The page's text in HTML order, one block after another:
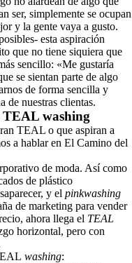
ser, simplemente se ocupan
y la gente vaya a gusto.
esta aspiración
que no tiene siquiera que
sencillo: «Me gustaría
se sientan parte de algo
de forma sencilla y
de nuestras clientas.
TEAL washing
TEAL o que aspiran a
a hablar en El Camino del
de moda. Así como
de plástico
y el pinkwashing
de marketing para vender
ahora llega el TEAL
horizontal, pero con
washing: